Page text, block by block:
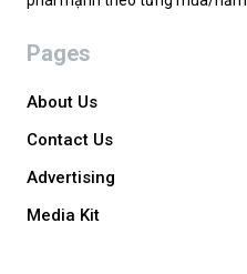
Pages
About Us
Contact Us
Advertising
Media Kit